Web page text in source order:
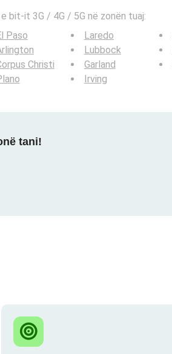
bit-it 3G / 4G / 5G në zonën tuaj:
Paso
Christi
Laredo
Lubbock
Garland
Irving
tani!